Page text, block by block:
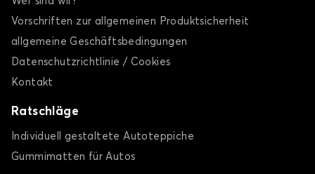
Vorschriften zur allgemeinen Produktsicherheit
allgemeine Geschäftsbedingungen
Datenschutzrichtlinie / Cookies
Kontakt
Ratschläge
Individuell gestaltete Autoteppiche
Gummimatten für Autos